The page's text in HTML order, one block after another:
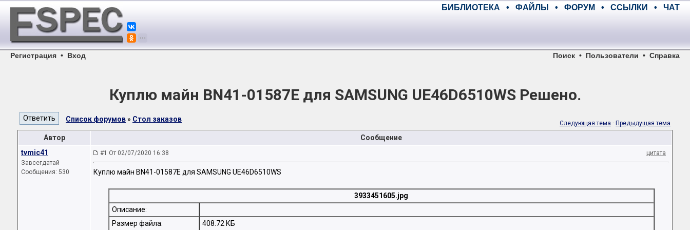
БИБЛИОТЕКА • ФАЙЛЫ • ФОРУМ • ССЫЛКИ • ЧАТ
Регистрация • Вход Поиск • Пользователи • Справка
Куплю майн BN41-01587E для SAMSUNG UE46D6510WS Решено.
Список форумов » Стол заказов Следующая тема · Предыдущая тема
Автор
Сообщение
tvmic41
Завсегдатай
Сообщения: 530
#1 От 02/07/2020 16:38 цитата
Куплю майн BN41-01587E для SAMSUNG UE46D6510WS
3933451605.jpg
Описание:
Размер файла:
408.72 КБ